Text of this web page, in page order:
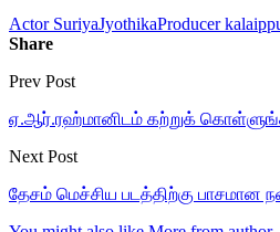
Actor SuriyaJyothikaProducer
Share
Prev Post
ஏ.ஆர்.ரஹ்மானிடம் கற்றுக்
Next Post
தேசம் மெச்சிய படத்திற்கு பாசமான